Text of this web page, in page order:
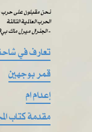
نحن مقبلون على حرب
الحرب العالمية الثالثة
الجنرال ميرل ماك بي29 - قائد الطيران الأمريكي في حرب الخليج , نوفمبر 1990 -
تعارف في
قمر بوجهين
إعدام ام
مقدمة كتاب